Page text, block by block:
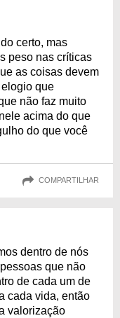
certo, mas
peso nas críticas
as coisas devem
que
não faz muito
acima do que
do que você
COMPARTILHAR
dentro de nós
que não
de cada um de
cada vida, então
valorização